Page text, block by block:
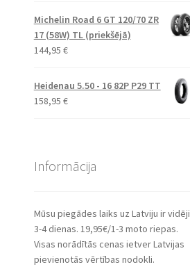
Michelin Road 6 GT 120/70 ZR
17 (58W) TL (priekšējā)
144,95 €
Heidenau 5.50 - 16 82P P29 TT
158,95 €
Informācija
Mūsu piegādes laiks uz Latviju ir vidēji
3-4 dienas. 19,95€/1-3 moto riepas.
Visas norādītās cenas ietver Latvijas
pievienotās vērtības nodokli.